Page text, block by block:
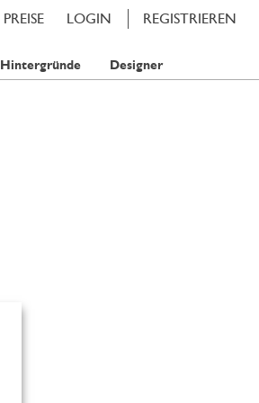
LOGIN REGISTRIEREN
PREISE
Hintergründe Designer